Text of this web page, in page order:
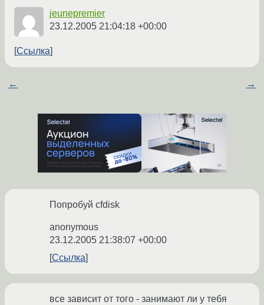
jeunepremier
23.12.2005 21:04:18 +00:00
Ссылка
← →
Попробуй cfdisk
anonymous
23.12.2005 21:38:07 +00:00
Ссылка
все зависит от того - занимают ли у тебя